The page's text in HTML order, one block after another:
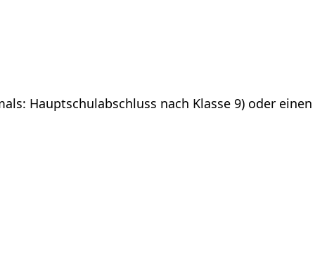
Hauptschulabschluss nach Klasse 9) oder einen